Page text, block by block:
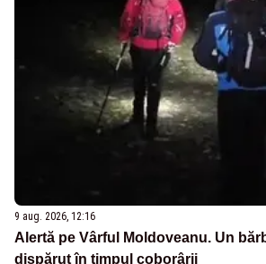
9 aug. 2026, 12:16
Alertă pe Vârful Moldoveanu. Un
dispărut în timpul coborârii